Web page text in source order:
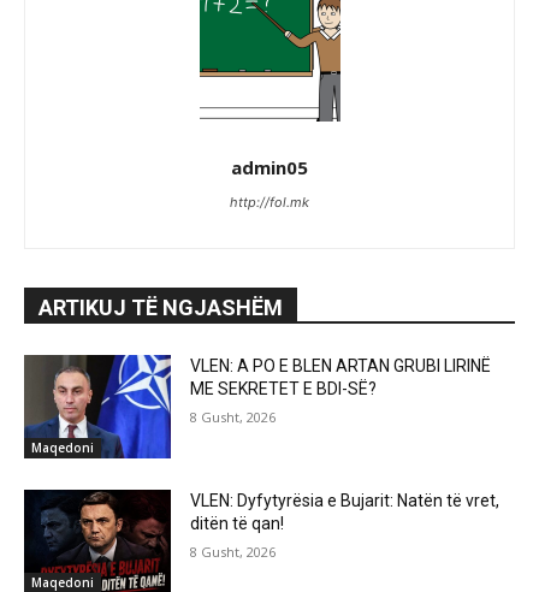
admin05
http://fol.mk
ARTIKUJ TË NGJASHËM
Maqedoni
VLEN: A PO E BLEN ARTAN GRUBI LIRINË
ME SEKRETET E BDI-SË?
8 Gusht, 2026
Maqedoni
VLEN: Dyfytyrësia e Bujarit: Natën të vret,
ditën të qan!
8 Gusht, 2026